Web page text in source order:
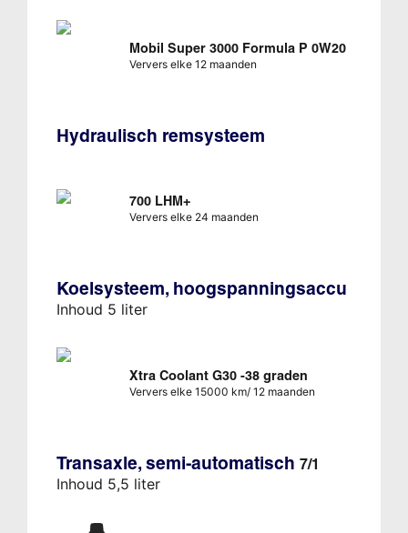
Mobil Super 3000 Formula P 0W20
Ververs elke 12 maanden
Hydraulisch remsysteem
700 LHM+
Ververs elke 24 maanden
Koelsysteem, hoogspanningsaccu
Inhoud 5 liter
Xtra Coolant G30 -38 graden
Ververs elke 15000 km/ 12 maanden
Transaxle, semi-automatisch 7/1
Inhoud 5,5 liter